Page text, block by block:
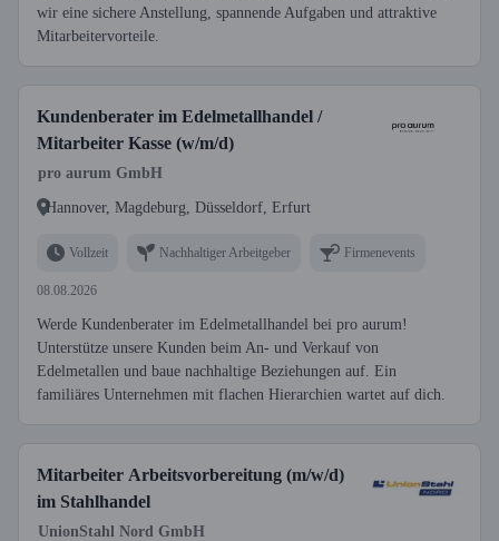
wir eine sichere Anstellung, spannende Aufgaben und attraktive
Mitarbeitervorteile.
Kundenberater im Edelmetallhandel /
Mitarbeiter Kasse (w/m/d)
pro aurum GmbH
Hannover, Magdeburg, Düsseldorf, Erfurt
Vollzeit Nachhaltiger Arbeitgeber Firmenevents
08.08.2026
Werde Kundenberater im Edelmetallhandel bei pro aurum!
Unterstütze unsere Kunden beim An- und Verkauf von
Edelmetallen und baue nachhaltige Beziehungen auf. Ein
familiäres Unternehmen mit flachen Hierarchien wartet auf dich.
Mitarbeiter Arbeitsvorbereitung (m/w/d)
im Stahlhandel
UnionStahl Nord GmbH